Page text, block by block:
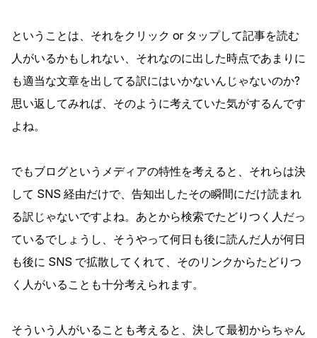
ということは、それをクリック or タップして記事を読む
人がいるかもしれない、それなのに出した時点であまりに
も適当な文章を出してる訳にはいかないんじゃないのか?
思い返してみれば、そのように考えていた気がするんです
よね。
でもブログというメディアの特性を考えると、それらは決
して SNS 経由だけで、告知出したその瞬間にだけ読まれ
る訳じゃないですよね。あとから検索でたどりつく人だっ
ているでしょうし、そうやって何日も後に読んだ人が何日
も後に SNS で拡散してくれて、そのリンクからたどりつ
く人がいることも十分考えられます。
そういう人がいることも考えると、決して最初からちゃん